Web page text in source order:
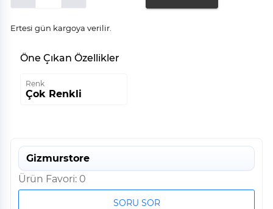
Ertesi gün kargoya verilir.
Öne Çıkan Özellikler
Renk
Çok Renkli
Gizmurstore
Ürün Favori: 0
SORU SOR